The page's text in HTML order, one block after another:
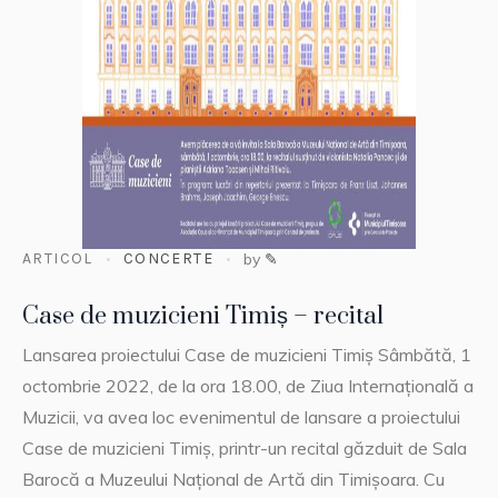
ARTICOL CONCERTE by ✎
Case de muzicieni Timiș – recital
Lansarea proiectului Case de muzicieni Timiş Sâmbătă, 1
octombrie 2022, de la ora 18.00, de Ziua Internaţională a
Muzicii, va avea loc evenimentul de lansare a proiectului
Case de muzicieni Timiş, printr-un recital găzduit de Sala
Barocă a Muzeului Naţional de Artă din Timişoara. Cu